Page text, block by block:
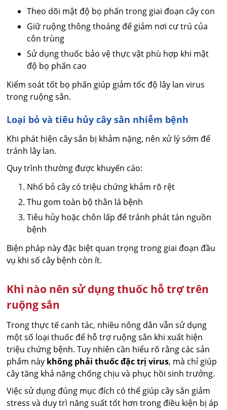
Theo dõi mật độ bọ phấn trong giai đoạn cây con
Giữ ruộng thông thoáng để giảm nơi cư trú của
côn trùng
Sử dụng thuốc bảo vệ thực vật phù hợp khi mật
độ bọ phấn cao
Kiểm soát tốt bọ phấn giúp giảm tốc độ lây lan virus
trong ruộng sắn.
Loại bỏ và tiêu hủy cây sắn nhiễm bệnh
Khi phát hiện cây sắn bị khảm nặng, nên xử lý sớm để
tránh lây lan.
Quy trình thường được khuyến cáo:
Nhổ bỏ cây có triệu chứng khảm rõ rệt
Thu gom toàn bộ thân lá bệnh
Tiêu hủy hoặc chôn lấp để tránh phát tán nguồn
bệnh
Biện pháp này đặc biệt quan trọng trong giai đoạn đầu
vụ khi số cây bệnh còn ít.
Khi nào nên sử dụng thuốc hỗ trợ trên
ruộng sắn
Trong thực tế canh tác, nhiều nông dân vẫn sử dụng
một số loại thuốc để hỗ trợ ruộng sắn khi xuất hiện
triệu chứng bệnh. Tuy nhiên cần hiểu rõ rằng các sản
phẩm này không phải thuốc đặc trị virus, mà chỉ giúp
cây tăng khả năng chống chịu và phục hồi sinh trưởng.
Việc sử dụng đúng mục đích có thể giúp cây sắn giảm
stress và duy trì năng suất tốt hơn trong điều kiện bị áp